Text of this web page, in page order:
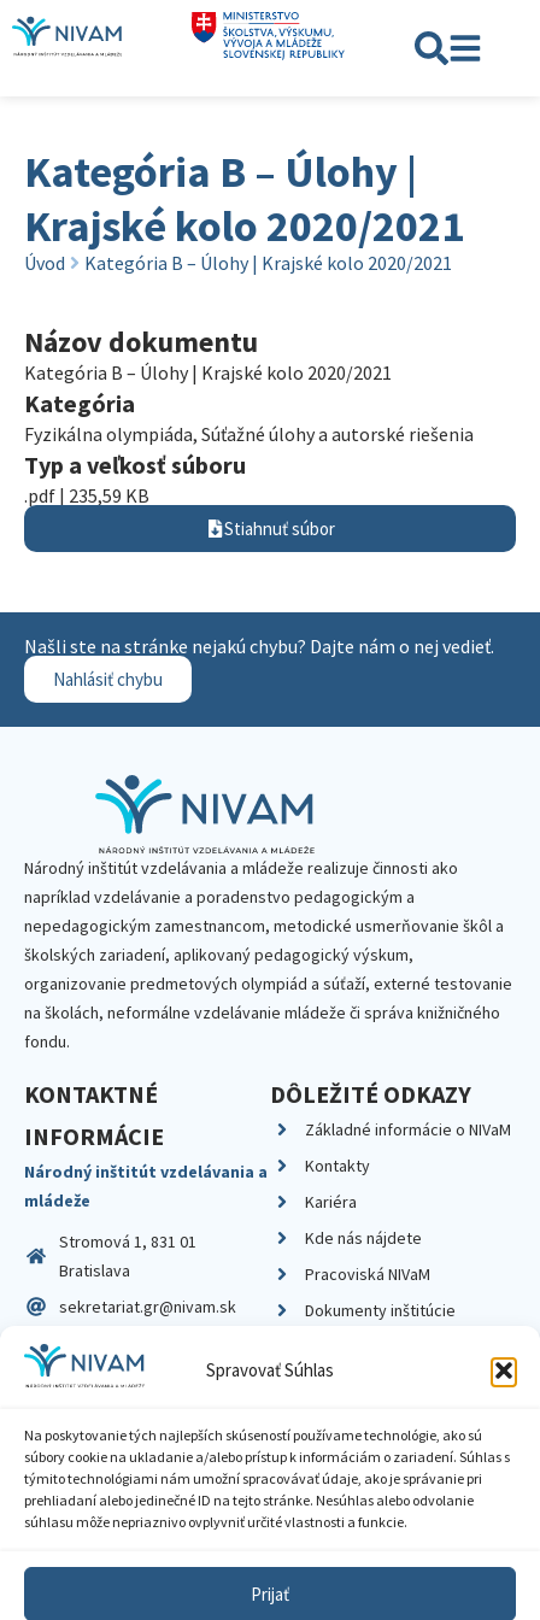
Spravovať Súhlas
Na poskytovanie tých najlepších skúseností používame technológie, ako sú
súbory cookie na ukladanie a/alebo prístup k informáciám o zariadení. Súhlas s
týmito technológiami nám umožní spracovávať údaje, ako je správanie pri
prehliadaní alebo jedinečné ID na tejto stránke. Nesúhlas alebo odvolanie
súhlasu môže nepriaznivo ovplyvniť určité vlastnosti a funkcie.
Prijať
Kategória B – Úlohy |
Krajské kolo 2020/2021
Úvod Kategória B – Úlohy | Krajské kolo 2020/2021
Názov dokumentu
Kategória B – Úlohy | Krajské kolo 2020/2021
Kategória
Fyzikálna olympiáda, Súťažné úlohy a autorské riešenia
Typ a veľkosť súboru
.pdf | 235,59 KB
Stiahnuť súbor
Našli ste na stránke nejakú chybu? Dajte nám o nej vedieť.
Nahlásiť chybu
Národný inštitút vzdelávania a mládeže realizuje činnosti ako
napríklad vzdelávanie a poradenstvo pedagogickým a
nepedagogickým zamestnancom, metodické usmerňovanie škôl a
školských zariadení, aplikovaný pedagogický výskum,
organizovanie predmetových olympiád a súťaží, externé testovanie
na školách, neformálne vzdelávanie mládeže či správa knižničného
fondu.
KONTAKTNÉ
INFORMÁCIE
Národný inštitút vzdelávania a
mládeže
Stromová 1, 831 01
Bratislava
sekretariat.gr@nivam.sk
IČO: 00164348
DIČ: 2020798714
DÔLEŽITÉ ODKAZY
Základné informácie o NIVaM
Kontakty
Kariéra
Kde nás nájdete
Pracoviská NIVaM
Dokumenty inštitúcie
Zásady ochrany súkromia
Sprístupnenie informácií